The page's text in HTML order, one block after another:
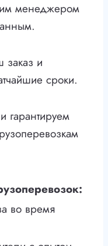
менеджером
и
сроки.
гарантируем
во время